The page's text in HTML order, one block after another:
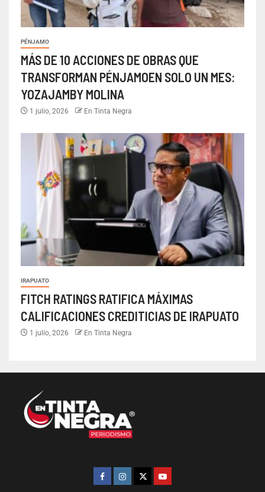
PÉNJAMO
MÁS DE 10 ACCIONES DE OBRAS QUE
TRANSFORMAN PÉNJAMOEN SOLO UN MES:
YOZAJAMBY MOLINA
1 julio, 2026 En Tinta Negra
IRAPUATO
FITCH RATINGS RATIFICA MÁXIMAS
CALIFICACIONES CREDITICIAS DE IRAPUATO
1 julio, 2026 En Tinta Negra